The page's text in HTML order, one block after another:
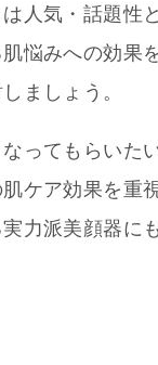
人気・話題性
悩みへの効果
ましょう。
なってもらいた
ケア効果を重
力派美顔器に